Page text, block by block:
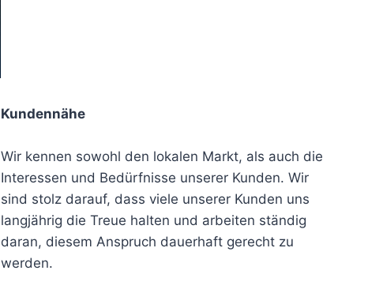
Kundennähe
Wir kennen sowohl den lokalen Markt, als auch die
Interessen und Bedürfnisse unserer Kunden. Wir
sind stolz darauf, dass viele unserer Kunden uns
langjährig die Treue halten und arbeiten ständig
daran, diesem Anspruch dauerhaft gerecht zu
werden.